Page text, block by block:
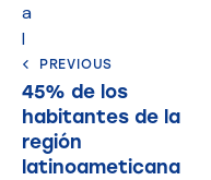
a
l
PREVIOUS
45% de los
habitantes de la
región
latinoameticana